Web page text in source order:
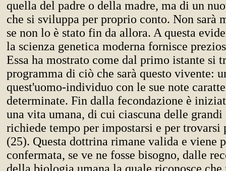
quella del padre o della madre, ma di un
che si sviluppa per proprio conto. Non sarà
se non lo è stato fin da allora. A questa
la scienza genetica moderna fornisce
Essa ha mostrato come dal primo istante si
programma di ciò che sarà questo vivente:
quest'uomo-individuo con le sue note
determinate. Fin dalla fecondazione è
una vita umana, di cui ciascuna delle grandi
richiede tempo per impostarsi e per trovarsi
(25). Questa dottrina rimane valida e viene
confermata, se ve ne fosse bisogno, dalle